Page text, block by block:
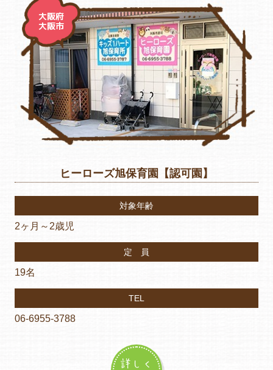
大阪府
大阪市
ヒーローズ旭保育園【認可園】
対象年齢
2ヶ月～2歳児
定 員
19名
TEL
06-6955-3788
詳しく